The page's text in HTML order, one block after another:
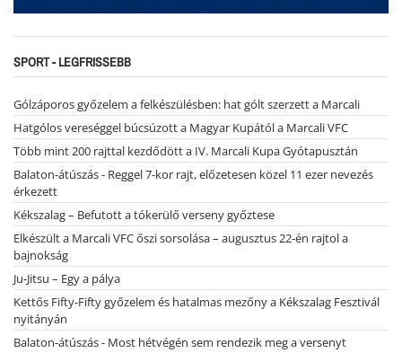
SPORT - LEGFRISSEBB
Gólzáporos győzelem a felkészülésben: hat gólt szerzett a Marcali
Hatgólos vereséggel búcsúzott a Magyar Kupától a Marcali VFC
Több mint 200 rajttal kezdődött a IV. Marcali Kupa Gyótapusztán
Balaton-átúszás - Reggel 7-kor rajt, előzetesen közel 11 ezer nevezés
érkezett
Kékszalag – Befutott a tókerülő verseny győztese
Elkészült a Marcali VFC őszi sorsolása – augusztus 22-én rajtol a
bajnokság
Ju-Jitsu – Egy a pálya
Kettős Fifty-Fifty győzelem és hatalmas mezőny a Kékszalag Fesztivál
nyitányán
Balaton-átúszás - Most hétvégén sem rendezik meg a versenyt